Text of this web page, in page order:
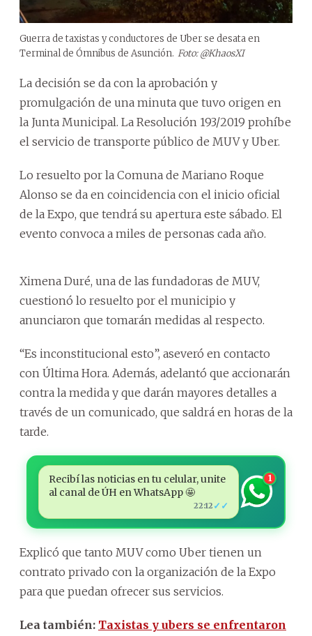
Guerra de taxistas y conductores de Uber se desata en
Terminal de Ómnibus de Asunción. Foto: @KhaosXI
La decisión se da con la aprobación y
promulgación de una minuta que tuvo origen en
la Junta Municipal. La Resolución 193/2019 prohíbe
el servicio de transporte público de MUV y Uber.
Lo resuelto por la Comuna de Mariano Roque
Alonso se da en coincidencia con el inicio oficial
de la Expo, que tendrá su apertura este sábado. El
evento convoca a miles de personas cada año.
Ximena Duré, una de las fundadoras de MUV,
cuestionó lo resuelto por el municipio y
anunciaron que tomarán medidas al respecto.
“Es inconstitucional esto”, aseveró en contacto
con Última Hora. Además, adelantó que accionarán
contra la medida y que darán mayores detalles a
través de un comunicado, que saldrá en horas de la
tarde.
Recibí las noticias en tu celular, unite
al canal de ÚH en WhatsApp 🤩
22:12 ✓✓
1
Explicó que tanto MUV como Uber tienen un
contrato privado con la organización de la Expo
para que puedan ofrecer sus servicios.
Lea también: Taxistas y ubers se enfrentaron